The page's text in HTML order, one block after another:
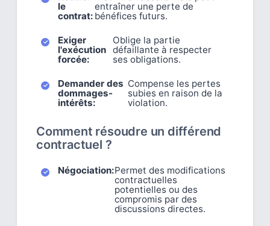
le
contrat:
entraîner une perte de
bénéfices futurs.
Exiger
l'exécution
forcée:
Oblige la partie
défaillante à respecter
ses obligations.
Demander des
dommages-
intérêts:
Compense les pertes
subies en raison de la
violation.
Comment résoudre un différend
contractuel ?
Négociation:Permet des modifications
contractuelles
potentielles ou des
compromis par des
discussions directes.